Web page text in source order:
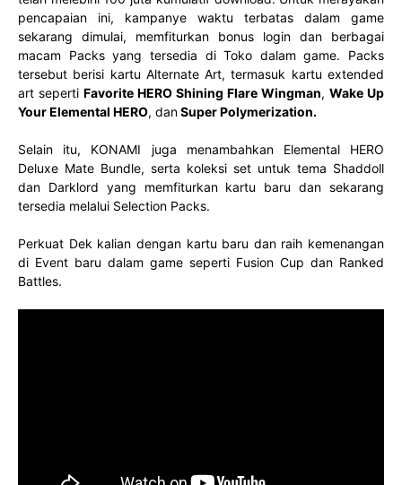
pencapaian ini, kampanye waktu terbatas dalam game
sekarang dimulai, memfiturkan bonus login dan berbagai
macam Packs yang tersedia di Toko dalam game. Packs
tersebut berisi kartu Alternate Art, termasuk kartu extended
art seperti Favorite HERO Shining Flare Wingman, Wake Up
Your Elemental HERO, danSuper Polymerization.
Selain itu, KONAMI juga menambahkan Elemental HERO
Deluxe Mate Bundle, serta koleksi set untuk tema Shaddoll
dan Darklord yang memfiturkan kartu baru dan sekarang
tersedia melalui Selection Packs.
Perkuat Dek kalian dengan kartu baru dan raih kemenangan
di Event baru dalam game seperti Fusion Cup dan Ranked
Battles.